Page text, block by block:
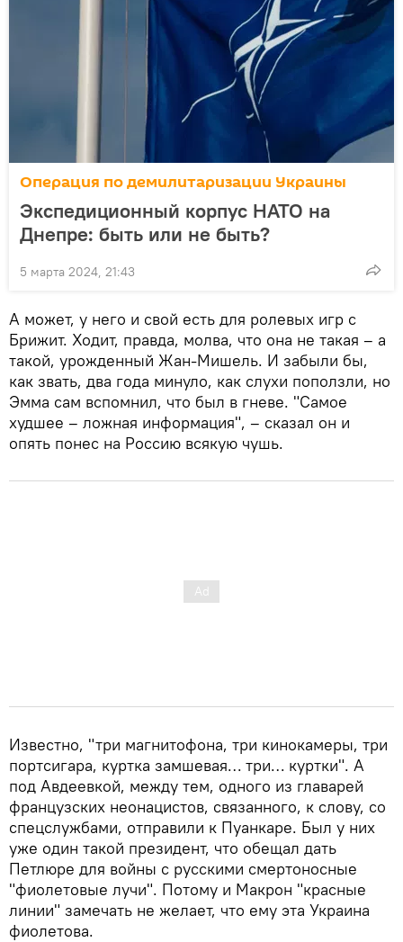
Операция по демилитаризации Украины
Экспедиционный корпус НАТО на
Днепре: быть или не быть?
5 марта 2024, 21:43
А может, у него и свой есть для ролевых игр с
Брижит. Ходит, правда, молва, что она не такая – а
такой, урожденный Жан-Мишель. И забыли бы,
как звать, два года минуло, как слухи поползли, но
Эмма сам вспомнил, что был в гневе. "Самое
худшее – ложная информация", – сказал он и
опять понес на Россию всякую чушь.
Известно, "три магнитофона, три кинокамеры, три
портсигара, куртка замшевая… три… куртки". А
под Авдеевкой, между тем, одного из главарей
французских неонацистов, связанного, к слову, со
спецслужбами, отправили к Пуанкаре. Был у них
уже один такой президент, что обещал дать
Петлюре для войны с русскими смертоносные
"фиолетовые лучи". Потому и Макрон "красные
линии" замечать не желает, что ему эта Украина
фиолетова.